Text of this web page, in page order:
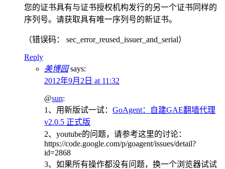
您的证书具有与证书授权机构发行的另一个证书同样的
序列号。请获取具有唯一序列号的新证书。
（错误码： sec_error_reused_issuer_and_serial）
Reply
美博园 says:
2012年9月2日 at 11:32
@sun:
1、用新版试一试： GoAgent：自建GAE翻墙代理
v2.0.5 正式版
2、youtube的问题，请参考这里的讨论：
https://code.google.com/p/goagent/issues/detail?
id=2868
3、如果所有操作都没有问题，换一个浏览器试试